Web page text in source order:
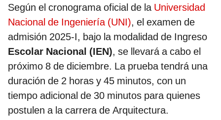
Según el cronograma oficial de la Universidad
Nacional de Ingeniería (UNI), el examen de
admisión 2025-I, bajo la modalidad de Ingreso
Escolar Nacional (IEN), se llevará a cabo el
próximo 8 de diciembre. La prueba tendrá una
duración de 2 horas y 45 minutos, con un
tiempo adicional de 30 minutos para quienes
postulen a la carrera de Arquitectura.